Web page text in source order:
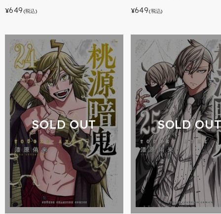
¥649 (税込) ¥649(税込)
SOLD OUT SOLD